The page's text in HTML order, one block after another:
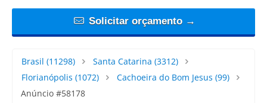
Solicitar orçamento →
Brasil (11298) Santa Catarina (3312)
Florianópolis (1072) Cachoeira do Bom Jesus (99)
Anúncio #58178